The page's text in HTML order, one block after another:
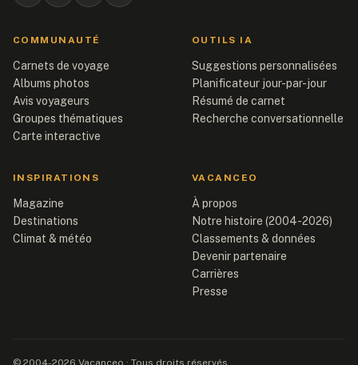
COMMUNAUTÉ
Carnets de voyage
Albums photos
Avis voyageurs
Groupes thématiques
Carte interactive
OUTILS IA
Suggestions personnalisées
Planificateur jour-par-jour
Résumé de carnet
Recherche conversationnelle
INSPIRATIONS
Magazine
Destinations
Climat & météo
VACANCEO
À propos
Notre histoire (2004-2026)
Classements & données
Devenir partenaire
Carrières
Presse
© 2004-2026 Vacanceo · Tous droits réservés